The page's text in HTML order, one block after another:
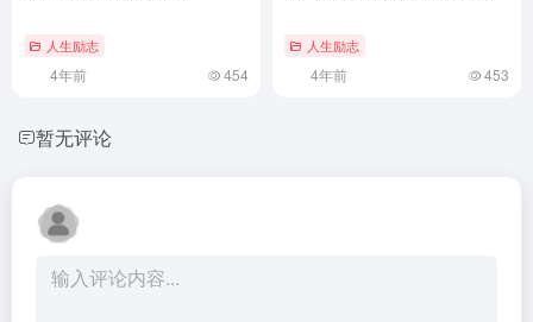
人生励志
4年前 454
人生励志
4年前 453
暂无评论